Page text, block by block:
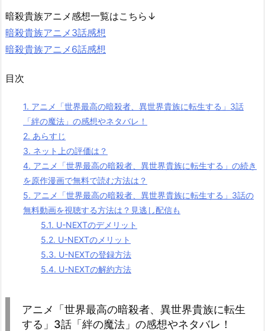
暗殺貴族アニメ感想一覧はこちら↓
暗殺貴族アニメ3話感想
暗殺貴族アニメ6話感想
目次
1. アニメ「世界最高の暗殺者、異世界貴族に転生する」3話
「絆の魔法」の感想やネタバレ！
2. あらすじ
3. ネット上の評価は？
4. アニメ「世界最高の暗殺者、異世界貴族に転生する」の続き
を原作漫画で無料で読む方法は？
5. アニメ「世界最高の暗殺者、異世界貴族に転生する」3話の
無料動画を視聴する方法は？見逃し配信も
5.1. U-NEXTのデメリット
5.2. U-NEXTのメリット
5.3. U-NEXTの登録方法
5.4. U-NEXTの解約方法
アニメ「世界最高の暗殺者、異世界貴族に転生
する」3話「絆の魔法」の感想やネタバレ！